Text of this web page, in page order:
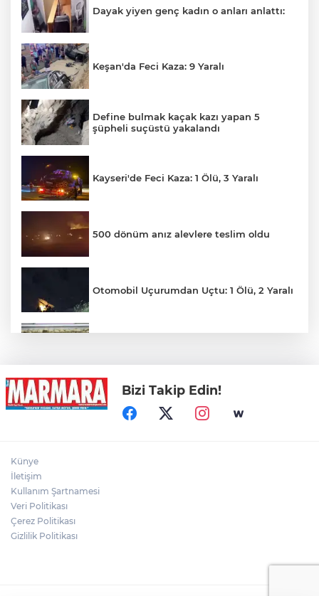
Dayak yiyen genç kadın o anları anlattı:
Keşan'da Feci Kaza: 9 Yaralı
Define bulmak kaçak kazı yapan 5
şüpheli suçüstü yakalandı
Kayseri'de Feci Kaza: 1 Ölü, 3 Yaralı
500 dönüm anız alevlere teslim oldu
Otomobil Uçurumdan Uçtu: 1 Ölü, 2 Yaralı
Motosiklet Kazası Can Aldı
Bizi Takip Edin!
Künye
İletişim
Kullanım Şartnamesi
Veri Politikası
Çerez Politikası
Gizlilik Politikası